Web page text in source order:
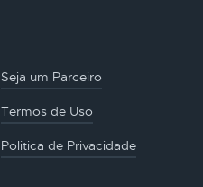
Seja um Parceiro
Termos de Uso
Politica de Privacidade